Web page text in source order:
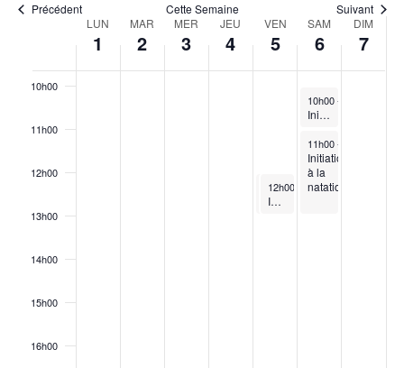
Précédent Cette Semaine Suivant
LUN
1
MAR
2
MER
3
JEU
4
VEN
5
SAM
6
DIM
7
10h00
11h00
12h00
13h00
14h00
15h00
16h00
June 5, 2026
12h00- 13h00
Impromptu de cirque
June 5, 2026
12h00 13h00
Impromptu de cirque
June 6, 2026
10h00-
Initiation à la natation – Aquaphobie : contre la peur de l’eau / ISAE
June 6, 2026
11h00-
Initiation
à la
natation